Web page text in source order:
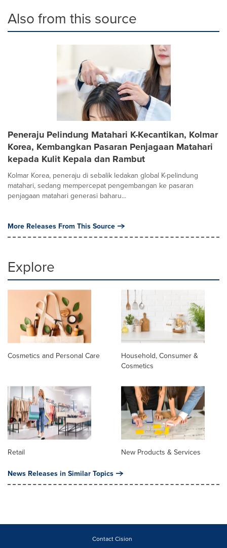
Also from this source
Peneraju Pelindung Matahari K-Kecantikan, Kolmar
Korea, Kembangkan Pasaran Penjagaan Matahari
kepada Kulit Kepala dan Rambut
Kolmar Korea, peneraju di sebalik ledakan global K-pelindung
matahari, sedang mempercepat pengembangan ke pasaran
penjagaan matahari generasi baharu...
More Releases From This Source
Explore
Cosmetics and Personal Care
Household, Consumer &
Cosmetics
Retail New Products & Services
News Releases in Similar Topics
Contact Cision